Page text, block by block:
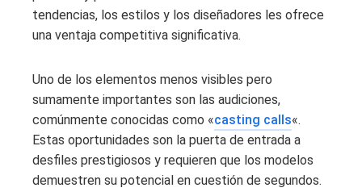
tendencias, los estilos y los diseñadores les ofrece
una ventaja competitiva significativa.
Uno de los elementos menos visibles pero
sumamente importantes son las audiciones,
comúnmente conocidas como «casting calls«.
Estas oportunidades son la puerta de entrada a
desfiles prestigiosos y requieren que los modelos
demuestren su potencial en cuestión de segundos.